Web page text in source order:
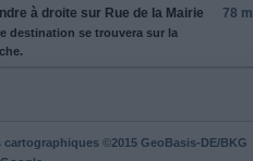
à droite sur Rue de la Mairie
destination se trouvera sur la
78 m
cartographiques ©2015 GeoBasis-DE/BKG